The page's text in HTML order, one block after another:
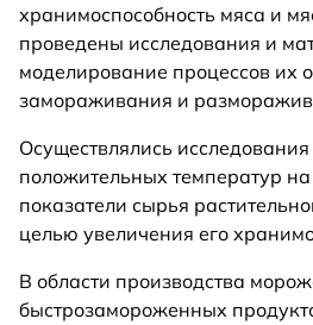
хранимоспособность мяса и
проведены исследования и
моделирование процессов их
замораживания и
Осуществлялись
положительных температур
показатели сырья
целью увеличения его
В области производства
быстрозамороженных